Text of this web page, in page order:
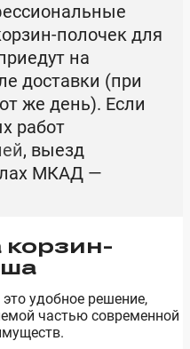
полочек для
на
доставки (при
же день). Если
работ
, выезд
МКАД —
удобное решение,
частью современной